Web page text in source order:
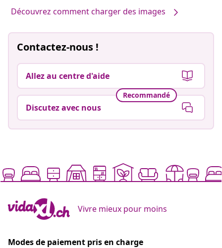
Découvrez comment charger des images
Contactez-nous !
Allez au centre d'aide
Recommandé
Discutez avec nous
Vivre mieux pour moins
Modes de paiement pris en charge